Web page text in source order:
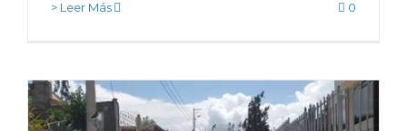
> Leer Más 0